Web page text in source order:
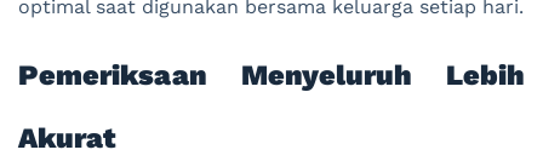
optimal saat digunakan bersama keluarga setiap hari.
Pemeriksaan Menyeluruh Lebih
Akurat